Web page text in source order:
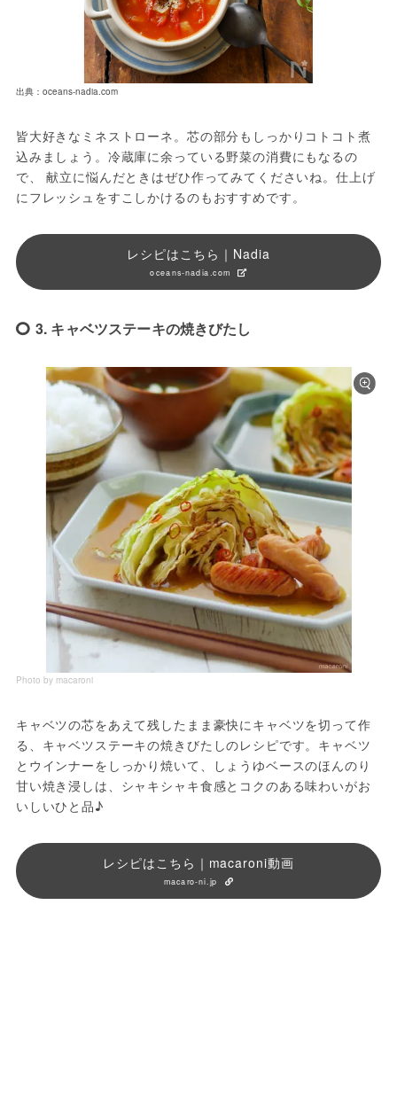
出典：oceans-nadia.com
皆大好きなミネストローネ。芯の部分もしっかりコトコト煮
込みましょう。冷蔵庫に余っている野菜の消費にもなるの
で、 献立に悩んだときはぜひ作ってみてくださいね。仕上げ
にフレッシュをすこしかけるのもおすすめです。
レシピはこちら｜Nadia
oceans-nadia.com
3. キャベツステーキの焼きびたし
Photo by macaroni
キャベツの芯をあえて残したまま豪快にキャベツを切って作
る、キャベツステーキの焼きびたしのレシピです。キャベツ
とウインナーをしっかり焼いて、しょうゆベースのほんのり
甘い焼き浸しは、シャキシャキ食感とコクのある味わいがお
いしいひと品♪
レシピはこちら｜macaroni動画
macaro-ni.jp